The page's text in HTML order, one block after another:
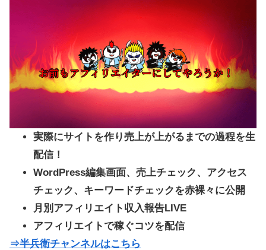
実際にサイトを作り売上が上がるまでの過程を生
配信！
WordPress編集画面、売上チェック、アクセス
チェック、キーワードチェックを赤裸々に公開
月別アフィリエイト収入報告LIVE
アフィリエイトで稼ぐコツを配信
⇒半兵衛チャンネルはこちら